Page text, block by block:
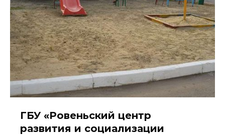
ГБУ «Ровеньский центр
развития и социализации